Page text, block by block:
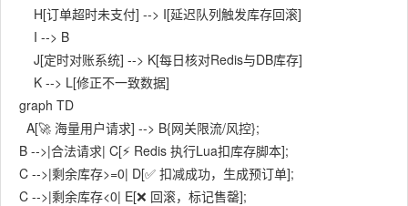
graph TD
B -->|合法请求| C[⚡ Redis 执行Lua扣库存脚本];
C -->|剩余库存>=0| D[✅ 扣减成功，生成预订单];
C -->|剩余库存<0| E[❌ 回滚，标记售罄];